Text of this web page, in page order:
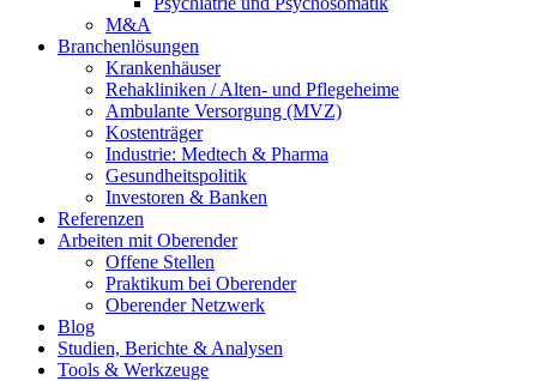
M&A
Branchenlösungen
Krankenhäuser
Rehakliniken / Alten- und Pflegeheime
Ambulante Versorgung (MVZ)
Kostenträger
Industrie: Medtech & Pharma
Gesundheitspolitik
Investoren & Banken
Referenzen
Arbeiten mit Oberender
Offene Stellen
Praktikum bei Oberender
Oberender Netzwerk
Blog
Studien, Berichte & Analysen
Tools & Werkzeuge